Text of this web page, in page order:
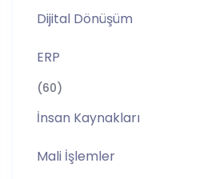
Dijital Dönüşüm
ERP
(60)
İnsan Kaynakları
Mali İşlemler